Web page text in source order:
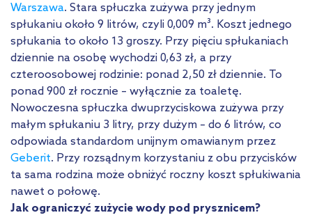
Warszawa. Stara spłuczka zużywa przy jednym
spłukaniu około 9 litrów, czyli 0,009 m³. Koszt jednego
spłukania to około 13 groszy. Przy pięciu spłukaniach
dziennie na osobę wychodzi 0,63 zł, a przy
czteroosobowej rodzinie: ponad 2,50 zł dziennie. To
ponad 900 zł rocznie – wyłącznie za toaletę.
Nowoczesna spłuczka dwuprzyciskowa zużywa przy
małym spłukaniu 3 litry, przy dużym – do 6 litrów, co
odpowiada standardom unijnym omawianym przez
Geberit. Przy rozsądnym korzystaniu z obu przycisków
ta sama rodzina może obniżyć roczny koszt spłukiwania
nawet o połowę.
Jak ograniczyć zużycie wody pod prysznicem?